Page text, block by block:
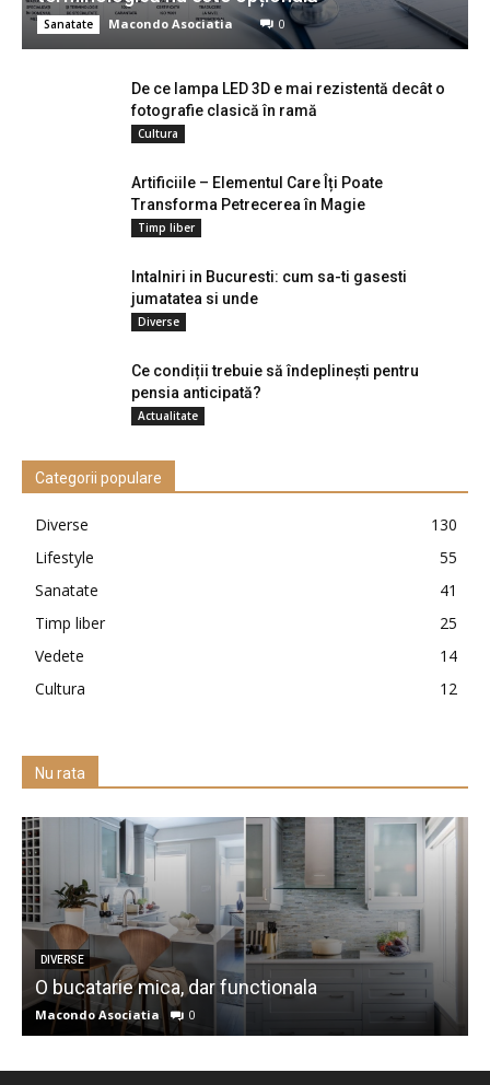
Sanatate Macondo Asociatia 0
De ce lampa LED 3D e mai rezistentă decât o
fotografie clasică în ramă
Cultura
Artificiile – Elementul Care Îți Poate
Transforma Petrecerea în Magie
Timp liber
Intalniri in Bucuresti: cum sa-ti gasesti
jumatatea si unde
Diverse
Ce condiții trebuie să îndeplinești pentru
pensia anticipată?
Actualitate
Categorii populare
Diverse
130
Lifestyle
55
Sanatate
41
Timp liber
25
Vedete
14
Cultura
12
Nu rata
DIVERSE
O bucatarie mica, dar functionala
Macondo Asociatia 0